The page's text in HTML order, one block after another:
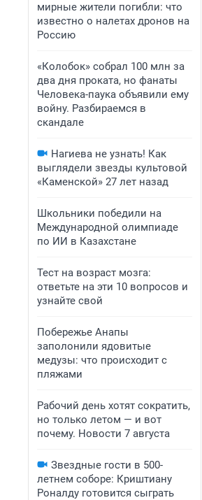
мирные жители погибли: что
известно о налетах дронов на
Россию
«Колобок» собрал 100 млн за
два дня проката, но фанаты
Человека-паука объявили ему
войну. Разбираемся в
скандале
Нагиева не узнать! Как
выглядели звезды культовой
«Каменской» 27 лет назад
Школьники победили на
Международной олимпиаде
по ИИ в Казахстане
Тест на возраст мозга:
ответьте на эти 10 вопросов и
узнайте свой
Побережье Анапы
заполонили ядовитые
медузы: что происходит с
пляжами
Рабочий день хотят сократить,
но только летом — и вот
почему. Новости 7 августа
Звездные гости в 500-
летнем соборе: Криштиану
Роналду готовится сыграть